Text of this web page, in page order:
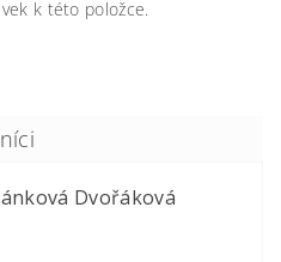
k této položce.
Dvořáková